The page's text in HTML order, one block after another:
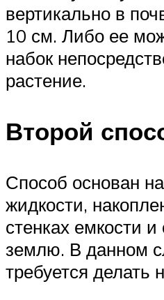
вертикально в
10 см. Либо ее
набок
растение.
Второй
Способ основан
жидкости,
стенках емкости и
землю. В данном
требуется делать